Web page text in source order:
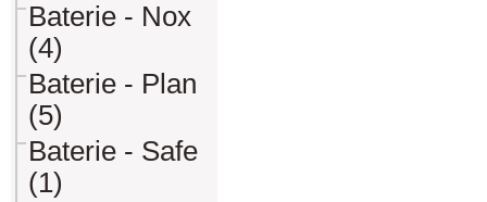
Baterie - Nox
(4)
Baterie - Plan
(5)
Baterie - Safe
(1)